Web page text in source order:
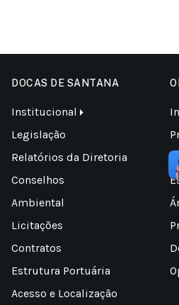
DOCAS DE SANTANA
Institucional
Legislação
Relatórios da Diretoria
Conselhos
Ambiental
Licitações
Contratos
Estrutura Portuária
Acesso e Localização